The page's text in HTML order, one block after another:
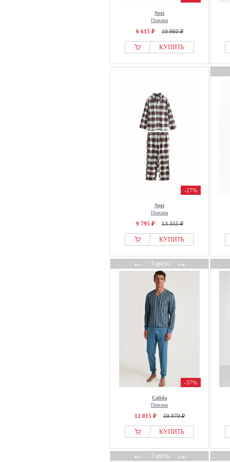
Next
Пижама
6 615 ₽ 10 960 ₽
КУПИТЬ
-27%
Next
Пижама
9 795 ₽ 13 355 ₽
КУПИТЬ
←3 цвета→
-37%
Calida
Пижама
12 015 ₽ 19 070 ₽
КУПИТЬ
←3 цвета→